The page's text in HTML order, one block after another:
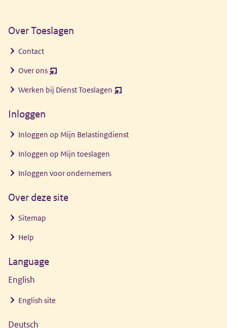
Over Toeslagen
Contact
Over ons (opent
venster)
Werken bij Dienst Toeslagen (opent
Inloggen
Inloggen op Mijn Belastingdienst
Inloggen op Mijn toeslagen
Inloggen voor ondernemers
Over deze site
Sitemap
Help
Language
English
English site
Deutsch